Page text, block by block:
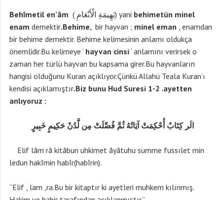
Behîmetil en’âm ( بَهِيمَةِ الْأَنْعَامِ) yani behimetün minel
enam demektir.Behime, bir hayvan ; minel eman , enamdan
bir behime demektir. Behime kelimesinin anlamı oldukça
önemlidir.Bu kelimeye ‘ hayvan cinsi‘ anlamını verirsek o
zaman her türlü hayvan bu kapsama girer.Bu hayvanların
hangisi olduğunu Kuran açıklıyor.Çünkü Allahü Teala Kuran’ı
kendisi açıklamıştır.Biz bunu Hud Suresi 1-2 .ayetten
anlıyoruz :
الَر كِتَابٌ أُحْكِمَتْ آيَاتُهُ ثُمَّ فُصِّلَتْ مِن لَّدُنْ حَكِيمٍ خَبِيرٍ
Elif lâm râ kitâbun uhkimet âyâtuhu summe fussılet min
ledun hakîmin habîr(habîrin).
“Elif , lam ,ra.Bu bir kitaptır ki ayetleri muhkem kılınmış.